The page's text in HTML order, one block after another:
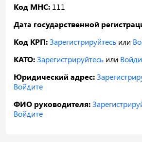
Код МНС: 111
Дата государственной
Код КРП:Зарегистрируйтесь или
КАТО:Зарегистрируйтесь или
Юридический адрес:
Войдите
ФИО руководителя:
Войдите